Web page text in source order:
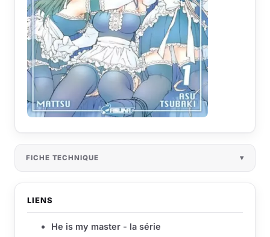
FICHE TECHNIQUE
LIENS
He is my master - la série